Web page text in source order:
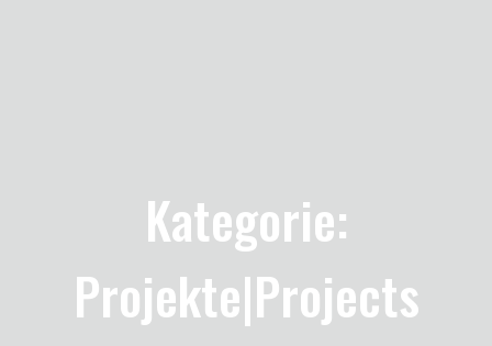
Kategorie:
Projekte|Projects